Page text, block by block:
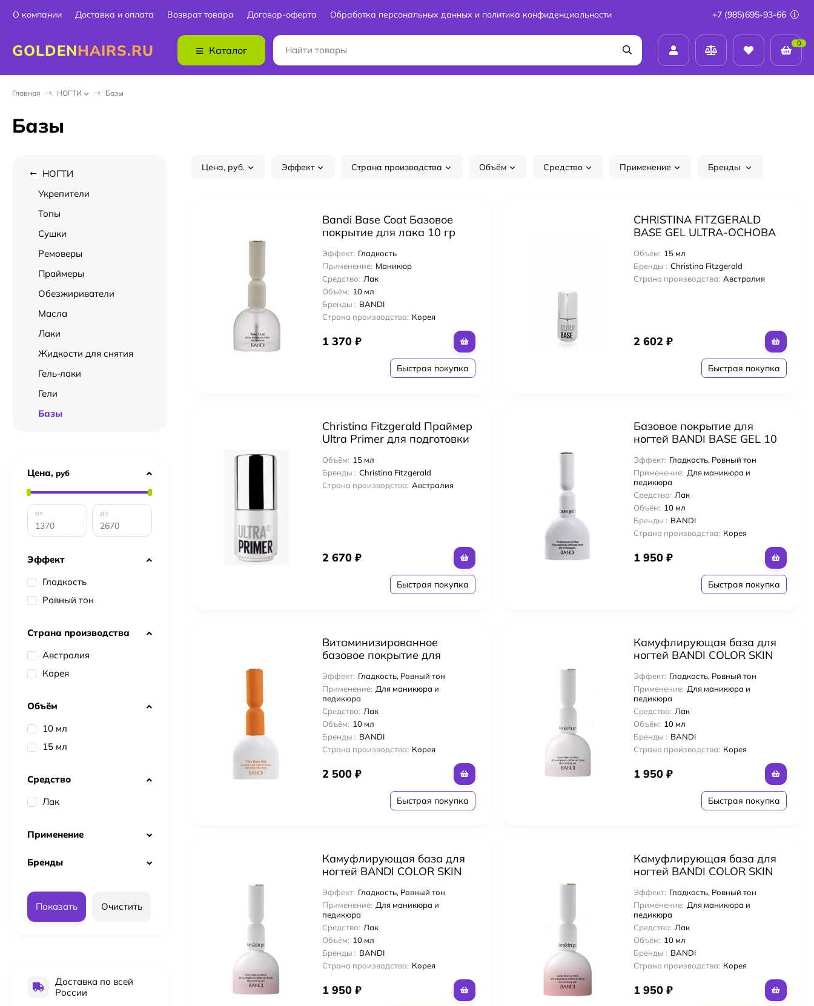
О компании Доставка и оплата Возврат товара Договор-оферта Обработка персональных данных и политика конфиденциальности +7 (985)695-93-66
GOLDENHAIRS.RU Каталог
0
Главная НОГТИ Базы
Базы
Цена, руб. Эффект Страна производства Объём Средство Применение Бренды
Bandi Base Coat Базовое
покрытие для лака 10 гр
Эффект: Гладкость
Применение: Маникюр
Средство: Лак
Объём: 10 мл
Бренды : BANDI
Страна производства: Корея
1 370 ₽
Быстрая покупка
CHRISTINA FITZGERALD
BASE GEL ULTRA-ОСНОВА
Объём: 15 мл
Бренды : Christina Fitzgerald
Страна производства: Австралия
2 602 ₽
Быстрая покупка
Christina Fitzgerald Праймер
Ultra Primer для подготовки
Объём: 15 мл
Бренды : Christina Fitzgerald
Страна производства: Австралия
2 670 ₽
Быстрая покупка
Базовое покрытие для
ногтей BANDI BASE GEL 10
Эффект: Гладкость, Ровный тон
Применение: Для маникюра и
педикюра
Средство: Лак
Объём: 10 мл
Бренды : BANDI
Страна производства: Корея
1 950 ₽
Быстрая покупка
Витаминизированное
базовое покрытие для
GEL (10 гр)
Эффект: Гладкость, Ровный тон
Применение: Для маникюра и
педикюра
Средство: Лак
Объём: 10 мл
Бренды : BANDI
Страна производства: Корея
2 500 ₽
Быстрая покупка
Камуфлирующая база для
ногтей BANDI COLOR SKIN
Эффект: Гладкость, Ровный тон
Применение: Для маникюра и
педикюра
Средство: Лак
Объём: 10 мл
Бренды : BANDI
Страна производства: Корея
1 950 ₽
Быстрая покупка
Камуфлирующая база для
ногтей BANDI COLOR SKIN
Эффект: Гладкость, Ровный тон
Применение: Для маникюра и
педикюра
Средство: Лак
Объём: 10 мл
Бренды : BANDI
Страна производства: Корея
1 950 ₽
Камуфлирующая база для
ногтей BANDI COLOR SKIN
Эффект: Гладкость, Ровный тон
Применение: Для маникюра и
педикюра
Средство: Лак
Объём: 10 мл
Бренды : BANDI
Страна производства: Корея
1 950 ₽
НОГТИ
Укрепители
Топы
Сушки
Ремоверы
Праймеры
Обезжириватели
Масла
Лаки
Жидкости для снятия
Гель-лаки
Гели
Базы
Цена, руб
от до
Эффект
Гладкость
Ровный тон
Страна производства
Австралия
Корея
Объём
10 мл
15 мл
Средство
Лак
Применение
Бренды
Показать Очистить
Доставка по всей
России